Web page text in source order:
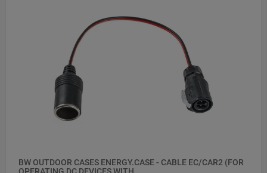
BW OUTDOOR CASES ENERGY.CASE - CABLE EC/CAR2 (FOR
OPERATING DC DEVICES WITH...